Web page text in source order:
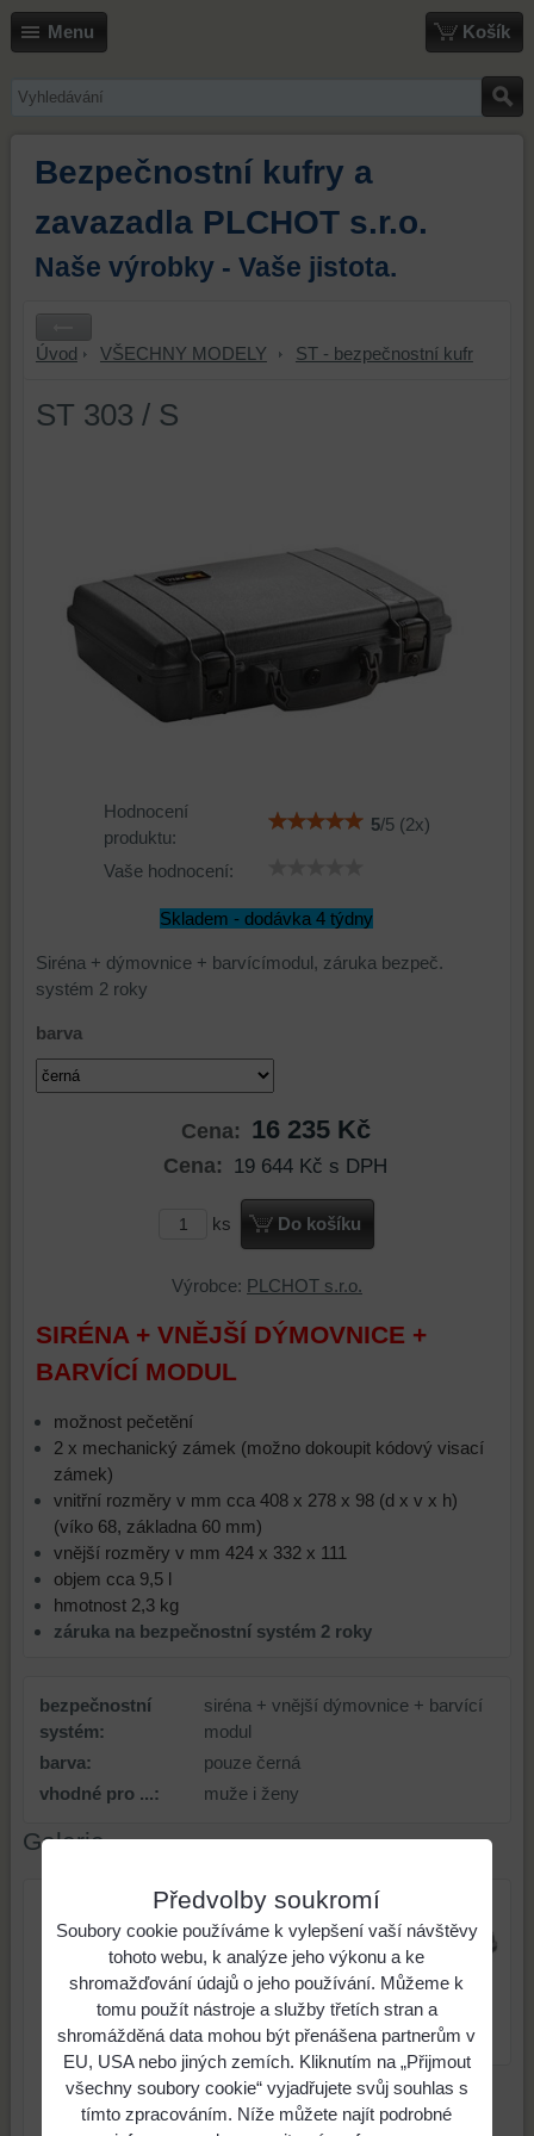
Menu Košík
Bezpečnostní kufry a
zavazadla PLCHOT s.r.o.
Naše výrobky - Vaše jistota.
Úvod VŠECHNY MODELY ST - bezpečnostní kufr
ST 303 / S
Hodnocení
produktu:
5/5(2x)
Vaše hodnocení:
Skladem - dodávka 4 týdny
Siréna + dýmovnice + barvícímodul, záruka bezpeč.
systém 2 roky
barva
Cena: 16 235 Kč
Cena: 19 644 Kč s DPH
ks Do košíku
Výrobce: PLCHOT s.r.o.
SIRÉNA + VNĚJŠÍ DÝMOVNICE +
BARVÍCÍ MODUL
možnost pečetění
2 x mechanický zámek (možno dokoupit kódový visací
zámek)
vnitřní rozměry v mm cca 408 x 278 x 98 (d x v x h)
(víko 68, základna 60 mm)
vnější rozměry v mm 424 x 332 x 111
objem cca 9,5 l
hmotnost 2,3 kg
záruka na bezpečnostní systém 2 roky
bezpečnostní
systém:
siréna + vnější dýmovnice + barvící
modul
barva:
pouze černá
vhodné pro ...:
muže i ženy
Galerie
ST 303 / S
ST 303 / S
Předvolby soukromí
Soubory cookie používáme k vylepšení vaší návštěvy
tohoto webu, k analýze jeho výkonu a ke
shromažďování údajů o jeho používání. Můžeme k
tomu použít nástroje a služby třetích stran a
shromážděná data mohou být přenášena partnerům v
EU, USA nebo jiných zemích. Kliknutím na „Přijmout
všechny soubory cookie“ vyjadřujete svůj souhlas s
tímto zpracováním. Níže můžete najít podrobné